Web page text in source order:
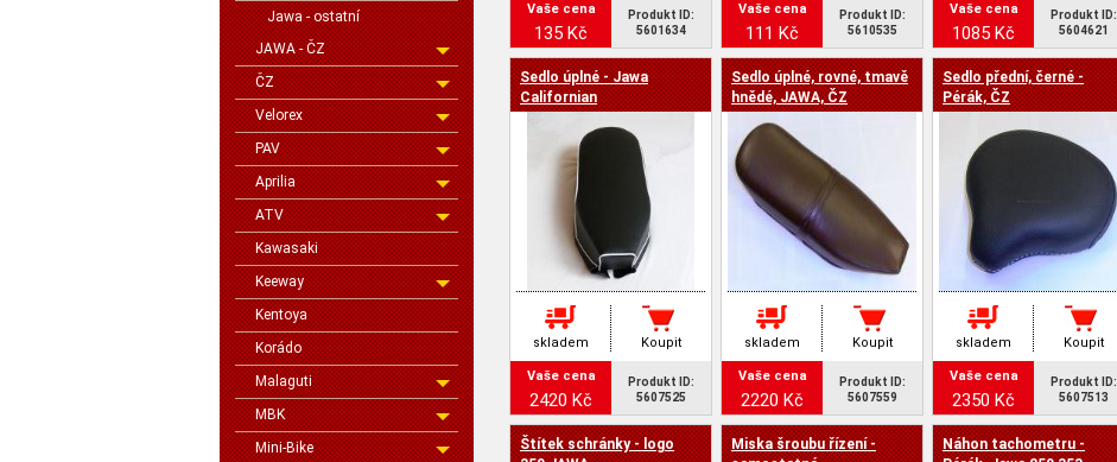
Jawa - ostatní
JAWA - ČZ
ČZ
Velorex
PAV
Aprilia
ATV
Kawasaki
Keeway
Kentoya
Korádo
Malaguti
MBK
Mini-Bike
Vaše cena
135 Kč
Produkt ID:
5601634
Vaše cena
111 Kč
Produkt ID:
5610535
Vaše cena
1085 Kč
Produkt ID:
5604621
Sedlo úplné - Jawa
Californian
skladem Koupit
Vaše cena
2420 Kč
Produkt ID:
5607525
Sedlo úplné, rovné, tmavě
hnědé, JAWA, ČZ
skladem Koupit
Vaše cena
2220 Kč
Produkt ID:
5607559
Sedlo přední, černé -
Pérák, ČZ
skladem Koupit
Vaše cena
2350 Kč
Produkt ID:
5607513
Štítek schránky - logo
Miska šroubu řízení -
Náhon tachometru -